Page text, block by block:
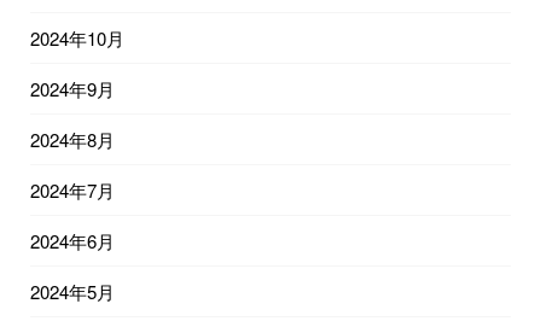
2024年10月
2024年9月
2024年8月
2024年7月
2024年6月
2024年5月